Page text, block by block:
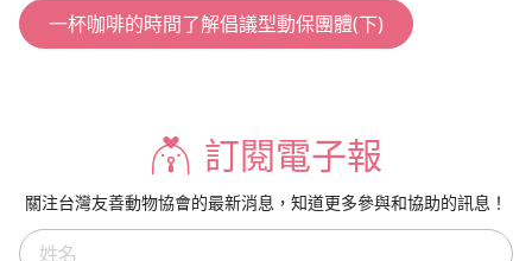
一杯咖啡的時間了解倡議型動保團體(下)
訂閱電子報
關注台灣友善動物協會的最新消息，知道更多參與和協助的訊息！